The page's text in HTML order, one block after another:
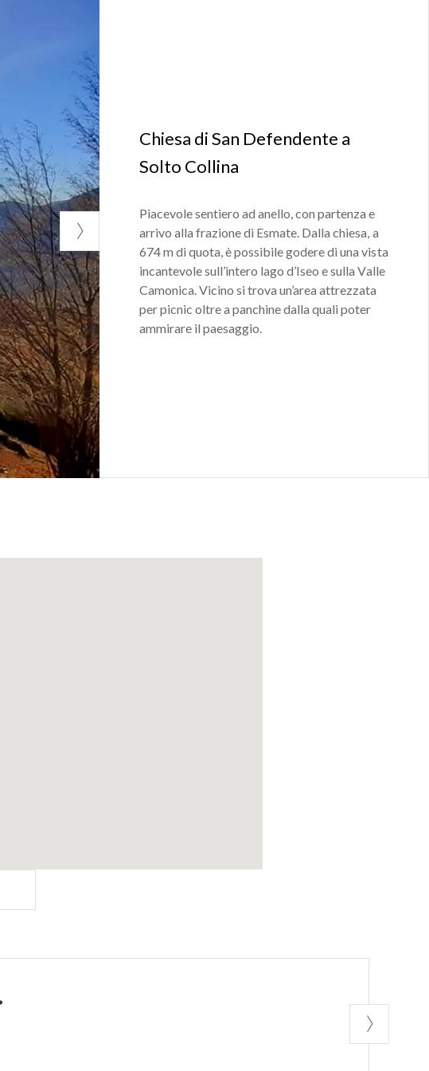
Chiesa di San Defendente a
Solto Collina
Piacevole sentiero ad anello, con partenza e
arrivo alla frazione di Esmate. Dalla chiesa, a
674 m di quota, è possibile godere di una vista
incantevole sull’intero lago d’Iseo e sulla Valle
Camonica. Vicino si trova un’area attrezzata
per picnic oltre a panchine dalla quali poter
ammirare il paesaggio.